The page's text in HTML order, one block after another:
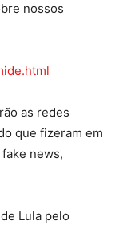
nossos
as redes
que fizeram em
news,
Lula pelo